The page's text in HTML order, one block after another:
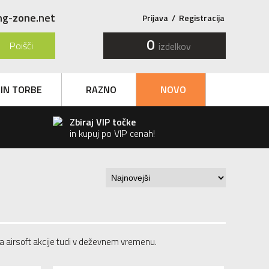
zone.net Prijava / Registracija
Poišči 0 izdelkov
TORBE RAZNO NOVO
Zbiraj VIP točke
in kupuj po VIP cenah!
airsoft akcije tudi v deževnem vremenu.